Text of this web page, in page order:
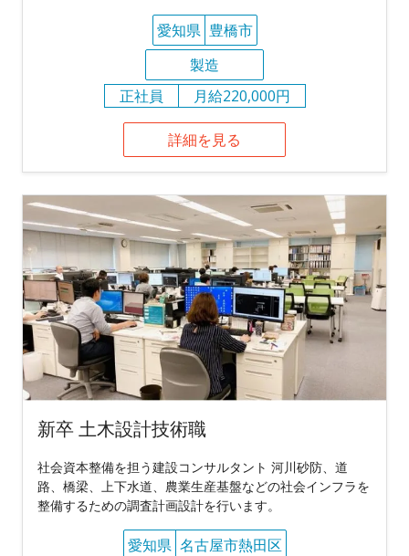
愛知県 豊橋市
製造
正社員
月給220,000円
詳細を見る
新卒 土木設計技術職
社会資本整備を担う建設コンサルタント 河川砂防、道
路、橋梁、上下水道、農業生産基盤などの社会インフラを
整備するための調査計画設計を行います。
愛知県 名古屋市熱田区